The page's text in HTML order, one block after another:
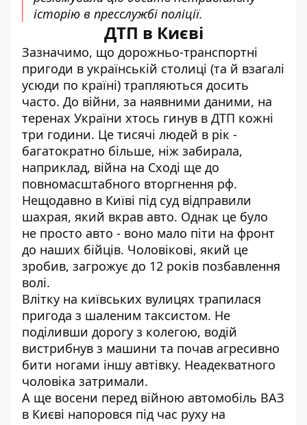
історію в пресслужбі поліції.
ДТП в Києві
Зазначимо, що дорожньо-транспортні
пригоди в українській столиці (та й взагалі
усюди по країні) трапляються досить
часто. До війни, за наявними даними, на
теренах України хтось гинув в ДТП кожні
три години. Це тисячі людей в рік -
багатократно більше, ніж забирала,
наприклад, війна на Сході ще до
повномасштабного вторгнення рф.
Нещодавно в Київі під суд відправили
шахрая, який вкрав авто. Однак це було
не просто авто - воно мало піти на фронт
до наших бійців. Чоловікові, який це
зробив, загрожує до 12 років позбавлення
волі.
Влітку на київських вулицях трапилася
пригода з шаленим таксистом. Не
поділивши дорогу з колегою, водій
вистрибнув з машини та почав агресивно
бити ногами іншу автівку. Неадекватного
чоловіка затримали.
А ще восени перед війною автомобіль ВАЗ
в Києві напоровся під час руху на